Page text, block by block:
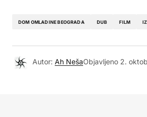
DOM OMLADINE BEOGRADA DUB FILM
Autor: Ah NešaObjavljeno 2.